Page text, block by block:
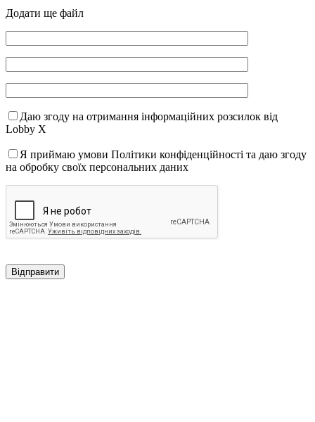
Додати ще файл
Даю згоду на отримання інформаційних розсилок від
Lobby X
Я приймаю умови Політики конфіденційності та даю згоду
на обробку своїх персональних даних